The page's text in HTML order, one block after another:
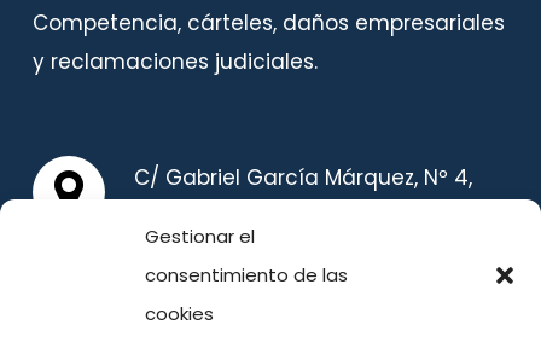
Gestionar el
consentimiento de las
cookies
Competencia, cárteles, daños empresariales
y reclamaciones judiciales.
C/ Gabriel García Márquez, Nº 4,